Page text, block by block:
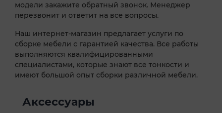
модели закажите обратный звонок. Менеджер
перезвонит и ответит на все вопросы.
Наш интернет-магазин предлагает услуги по
сборке мебели с гарантией качества. Все работы
выполняются квалифицированными
специалистами, которые знают все тонкости и
имеют большой опыт сборки различной мебели.
Аксессуары